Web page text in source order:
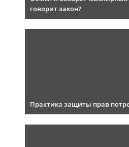
говорит закон?
Практика защиты прав